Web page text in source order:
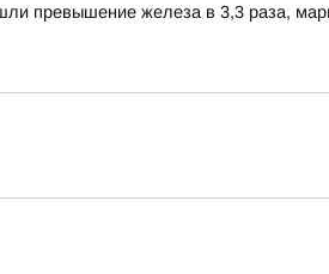
превышение железа в 3,3 раза,